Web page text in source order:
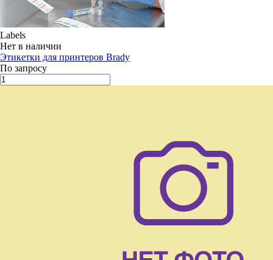
Labels
Нет в наличии
Этикетки для принтеров Brady
По запросу